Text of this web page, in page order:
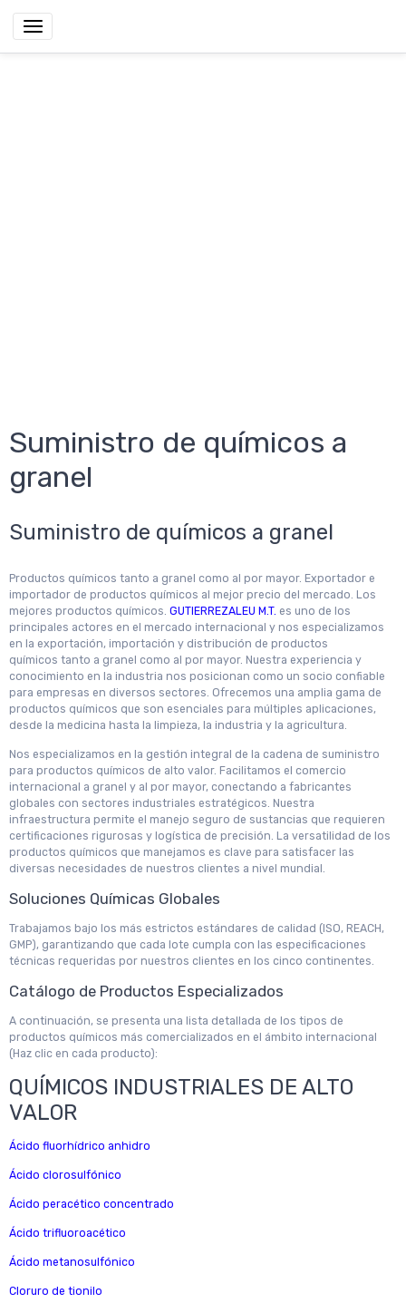
Suministro de químicos a
granel
Suministro de químicos a granel
Productos químicos tanto a granel como al por mayor. Exportador e
importador de productos químicos al mejor precio del mercado. Los
mejores productos químicos. GUTIERREZALEU M.T. es uno de los
principales actores en el mercado internacional y nos especializamos
en la exportación, importación y distribución de productos
químicos tanto a granel como al por mayor. Nuestra experiencia y
conocimiento en la industria nos posicionan como un socio confiable
para empresas en diversos sectores. Ofrecemos una amplia gama de
productos químicos que son esenciales para múltiples aplicaciones,
desde la medicina hasta la limpieza, la industria y la agricultura.
Nos especializamos en la gestión integral de la cadena de suministro
para productos químicos de alto valor. Facilitamos el comercio
internacional a granel y al por mayor, conectando a fabricantes
globales con sectores industriales estratégicos. Nuestra
infraestructura permite el manejo seguro de sustancias que requieren
certificaciones rigurosas y logística de precisión. La versatilidad de los
productos químicos que manejamos es clave para satisfacer las
diversas necesidades de nuestros clientes a nivel mundial.
Soluciones Químicas Globales
Trabajamos bajo los más estrictos estándares de calidad (ISO, REACH,
GMP), garantizando que cada lote cumpla con las especificaciones
técnicas requeridas por nuestros clientes en los cinco continentes.
Catálogo de Productos Especializados
A continuación, se presenta una lista detallada de los tipos de
productos químicos más comercializados en el ámbito internacional
(Haz clic en cada producto):
QUÍMICOS INDUSTRIALES DE ALTO
VALOR
Ácido fluorhídrico anhidro
Ácido clorosulfónico
Ácido peracético concentrado
Ácido trifluoroacético
Ácido metanosulfónico
Cloruro de tionilo